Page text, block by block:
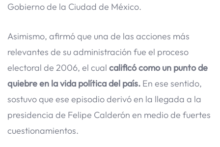
Gobierno de la Ciudad de México.
Asimismo, afirmó que una de las acciones más
relevantes de su administración fue el proceso
electoral de 2006, el cual calificó como un punto de
quiebre en la vida política del país. En ese sentido,
sostuvo que ese episodio derivó en la llegada a la
presidencia de Felipe Calderón en medio de fuertes
cuestionamientos.